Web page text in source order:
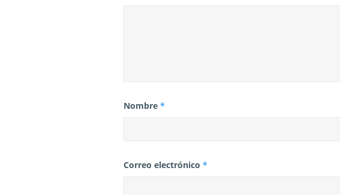
Nombre *
Correo electrónico *